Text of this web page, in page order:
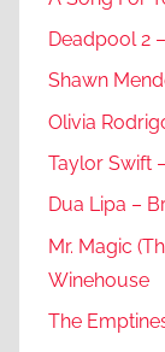
Deadpool 2
Shawn
Olivia
Taylor Swift
Dua Lipa –
Mr. Magic
Winehouse
The